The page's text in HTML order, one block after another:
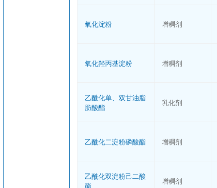
氧化淀粉 增稠剂
氧化羟丙基淀粉 增稠剂
乙酰化单、双甘油脂
肪酸酯
乳化剂
乙酰化二淀粉磷酸酯 增稠剂
乙酰化双淀粉己二酸
酯
增稠剂